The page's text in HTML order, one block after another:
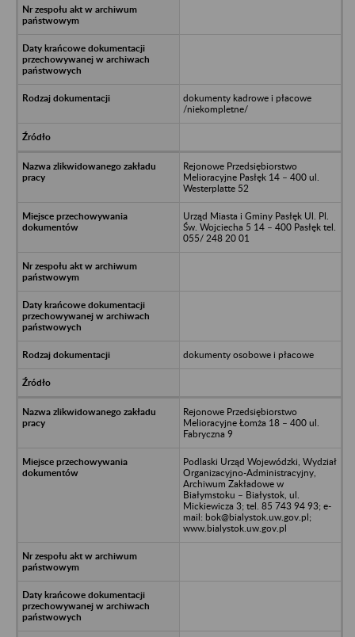
dokumenty kadrowe i płacowe
/niekompletne/
Rejonowe Przedsiębiorstwo
Melioracyjne Pasłęk 14 – 400 ul.
Westerplatte 52
Urząd Miasta i Gminy Pasłęk Ul. Pl.
Św. Wojciecha 5 14 – 400 Pasłęk tel.
055/ 248 20 01
dokumenty osobowe i płacowe
Rejonowe Przedsiębiorstwo
Melioracyjne Łomża 18 – 400 ul.
Fabryczna 9
Podlaski Urząd Wojewódzki, Wydział
Organizacyjno-Administracyjny,
Archiwum Zakładowe w
Białymstoku – Białystok, ul.
Mickiewicza 3; tel. 85 743 94 93; e-
mail: bok@bialystok.uw.gov.pl;
www.bialystok.uw.gov.pl